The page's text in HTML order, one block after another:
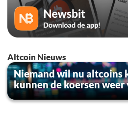
Altcoin Nieuws
Niemand wil nu altcoins
kunnen de koersen weer